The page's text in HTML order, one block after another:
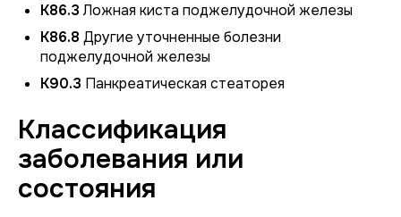
K86.3Ложная киста поджелудочной железы
K86.8 Другие уточненные болезни
поджелудочной железы
K90.3 Панкреатическая стеаторея
Классификация
заболевания или
состояния